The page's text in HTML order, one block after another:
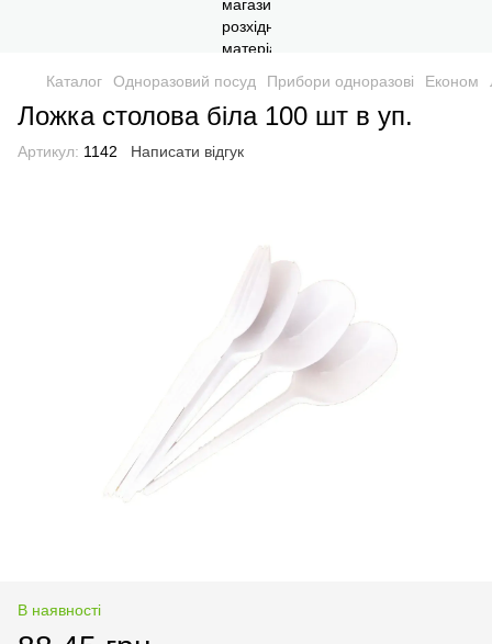
Каталог Одноразовий посуд Прибори одноразові Економ
Ложка столова біла 100 шт в уп.
Артикул: 1142 Написати відгук
В наявності